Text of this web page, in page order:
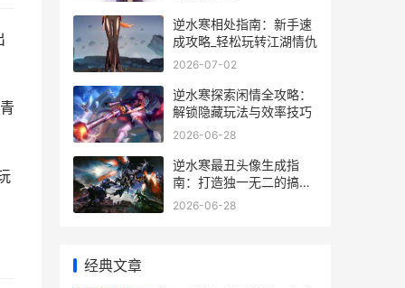
逆水寒相处指南：新手速
成攻略_轻松玩转江湖情仇
2026-07-02
逆水寒探索闲情全攻略：
解锁隐藏玩法与效率技巧
2026-06-28
逆水寒最丑头像生成指
南：打造独一无二的搞怪
形象
2026-06-28
经典文章